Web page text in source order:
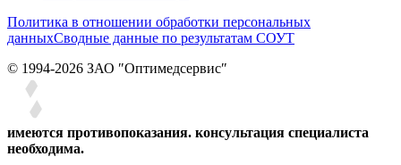
Политика в отношении обработки персональных
данныхСводные данные по результатам СОУТ
© 1994-2026 ЗАО ″Оптимедсервис″
имеются противопоказания. консультация специалиста
необходима.